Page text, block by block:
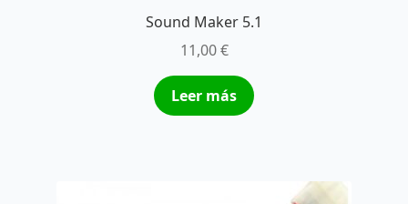
Sound Maker 5.1
11,00€
Leer más